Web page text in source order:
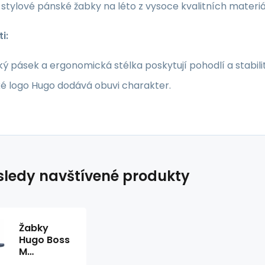
pánské žabky na léto z vysoce kvalitních
pásek a ergonomická stélka poskytují pohodlí a
logo Hugo dodává obuvi charakter.
navštívené produkty
Žabky
Hugo Boss
M